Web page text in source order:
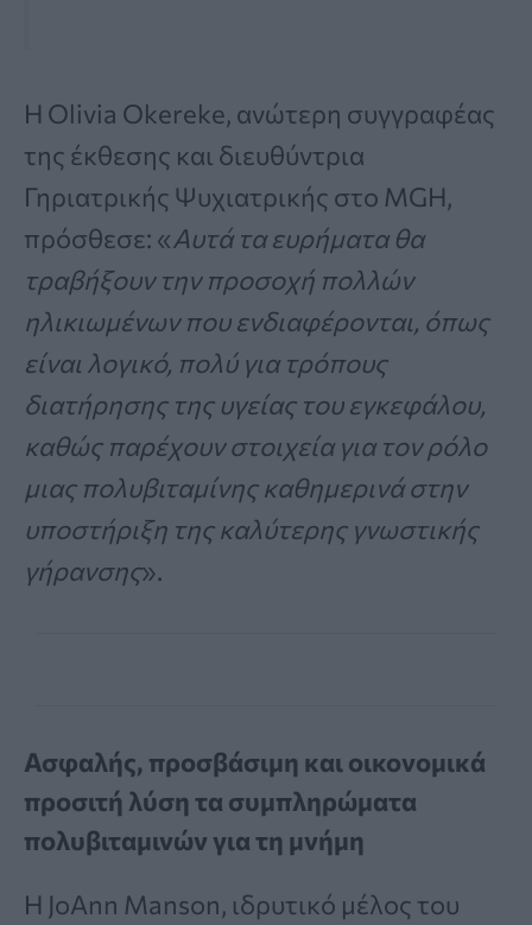
Η Olivia Okereke, ανώτερη συγγραφέας
της έκθεσης και διευθύντρια
Γηριατρικής Ψυχιατρικής στο MGH,
πρόσθεσε: «Αυτά τα ευρήματα θα
τραβήξουν την προσοχή πολλών
ηλικιωμένων που ενδιαφέρονται, όπως
είναι λογικό, πολύ για τρόπους
διατήρησης της υγείας του εγκεφάλου,
καθώς παρέχουν στοιχεία για τον ρόλο
μιας πολυβιταμίνης καθημερινά στην
υποστήριξη της καλύτερης γνωστικής
γήρανσης».
Ασφαλής, προσβάσιμη και οικονομικά
προσιτή λύση τα συμπληρώματα
πολυβιταμινών για τη μνήμη
Η JoAnn Manson, ιδρυτικό μέλος του